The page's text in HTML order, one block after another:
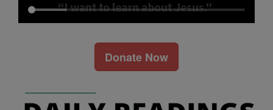
Donate Now